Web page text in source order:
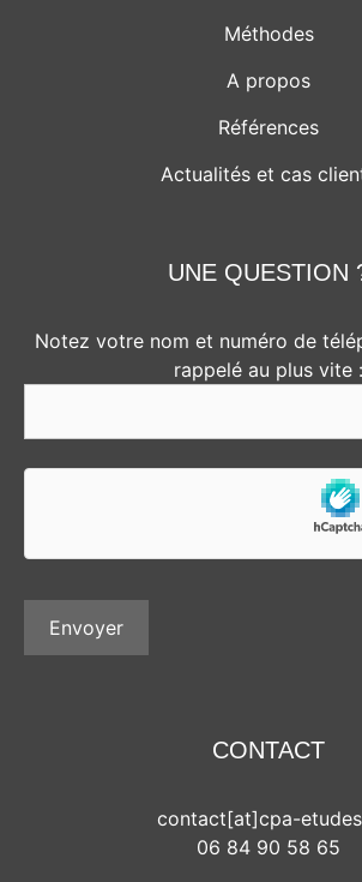
Méthodes
A propos
Références
Actualités et cas
UNE QUESTION
Notez votre nom et numéro de
rappelé au plus vite :
CONTACT
contact[at]cpa-
06 84 90 58 65